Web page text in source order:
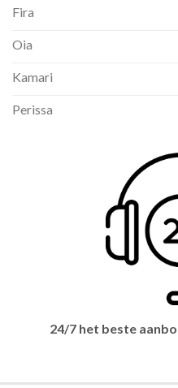
Fira
Oia
Kamari
Perissa
24/7 het beste